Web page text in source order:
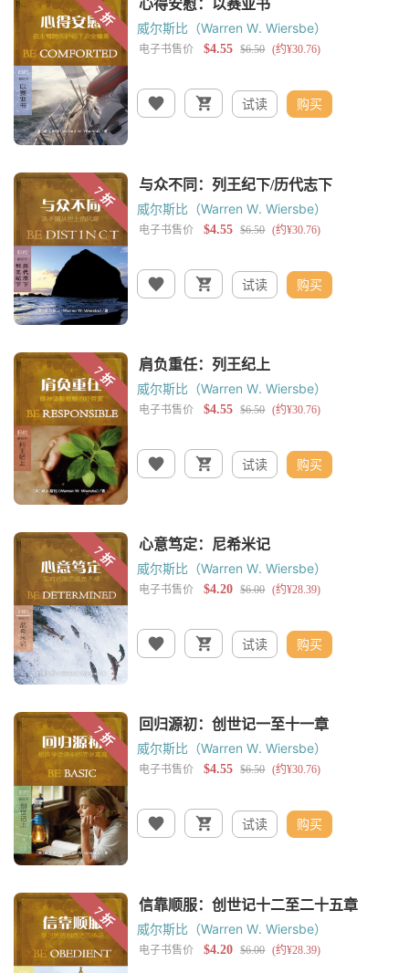
威尔斯比（Warren W. Wiersbe）
试读 购买
威尔斯比（Warren W. Wiersbe）
试读 购买
威尔斯比（Warren W. Wiersbe）
试读 购买
威尔斯比（Warren W. Wiersbe）
试读 购买
威尔斯比（Warren W. Wiersbe）
试读 购买
威尔斯比（Warren W. Wiersbe）